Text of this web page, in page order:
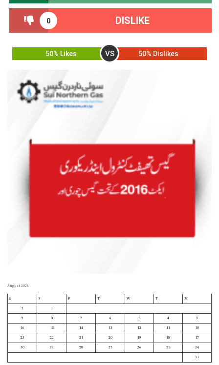
0 DISLIKE
50% Likes VS 50% Dislikes
August 2026
M
T
W
T
F
S
S
1
2
3
4
5
6
7
8
9
10
11
12
13
14
15
16
17
18
19
20
21
22
23
24
25
26
27
28
29
30
31